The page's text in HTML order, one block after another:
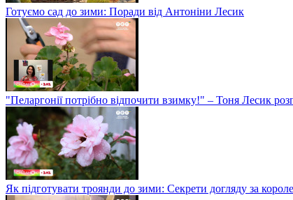
Готуємо сад до зими: Поради від Антоніни Лесик
"Пеларгонії потрібно відпочити взимку!" – Тоня Лесик
Як підготувати троянди до зими: Секрети догляду за